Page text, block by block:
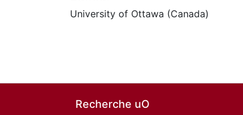
University of Ottawa (Canada)
Recherche uO